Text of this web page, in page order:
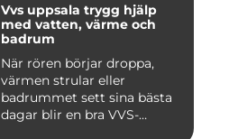
Vvs uppsala trygg hjälp
med vatten, värme och
badrum
När rören börjar droppa,
värmen strular eller
badrummet sett sina bästa
dagar blir en bra VVS-